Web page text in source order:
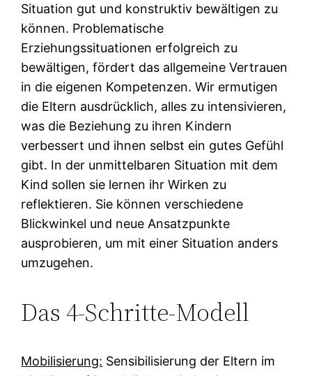
Situation gut und konstruktiv bewältigen zu
können. Problematische
Erziehungssituationen erfolgreich zu
bewältigen, fördert das allgemeine Vertrauen
in die eigenen Kompetenzen. Wir ermutigen
die Eltern ausdrücklich, alles zu intensivieren,
was die Beziehung zu ihren Kindern
verbessert und ihnen selbst ein gutes Gefühl
gibt. In der unmittelbaren Situation mit dem
Kind sollen sie lernen ihr Wirken zu
reflektieren. Sie können verschiedene
Blickwinkel und neue Ansatzpunkte
ausprobieren, um mit einer Situation anders
umzugehen.
Das 4-Schritte-Modell
Mobilisierung: Sensibilisierung der Eltern im